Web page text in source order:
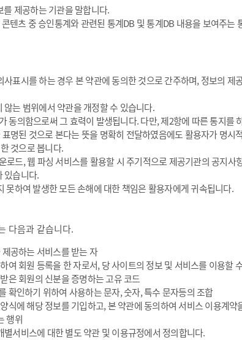
제공하는 기관을 말합니다.
텐츠 중 승인통계와 관련된 통계DB 및 통계DB 내용을 보여주는
표시를 하는 경우 본 약관에 동의한 것으로 간주하며, 정보의 제
는 범위에서 약관을 개정할 수 있습니다.
동의함으로써 그 효력이 발생됩니다. 다만, 제2항에 따른 통지를
명된 것으로 본다는 뜻을 명확히 전달하였음에도 활용자가 명시
것으로 봅니다.
로드, 웹 파싱 서비스를 활용할 시 주기적으로 제공기관의 공지사
있습니다.
못하여 발생한 모든 손해에 대한 책임은 활용자에게 귀속됩니다.
다음과 같습니다.
공하는 서비스를 받는 자
여 회원 등록을 한 자로서, 당 사이트의 정보 및 서비스를 이용할
은 회원의 신분을 증명하는 고유 코드
확인하기 위하여 사용하는 문자, 숫자, 특수 문자등의 조합
식에 해당 정보를 기입하고, 본 약관에 동의하여 서비스 이용계약
행위
서비스에 대한 별도 약관 및 이용규정에서 정의합니다.